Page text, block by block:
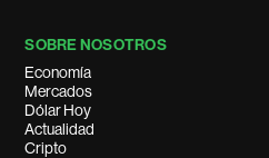
SOBRE NOSOTROS
Economía
Mercados
Dólar Hoy
Actualidad
Cripto